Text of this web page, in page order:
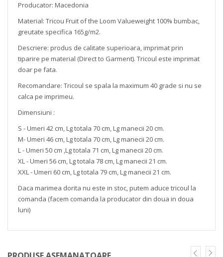
Producator: Macedonia
Material: Tricou Fruit of the Loom Valueweight 100% bumbac,
greutate specifica 165g/m2.
Descriere: produs de calitate superioara, imprimat prin
tiparire pe material (Direct to Garment). Tricoul este imprimat
doar pe fata.
Recomandare: Tricoul se spala la maximum 40 grade si nu se
calca pe imprimeu.
Dimensiuni :
S - Umeri 42 cm, Lg totala 70 cm, Lg manecii 20 cm.
M- Umeri 46 cm, Lg totala 70 cm, Lg manecii 20 cm.
L - Umeri 50 cm ,Lg totala 71 cm, Lg manecii 20 cm.
XL - Umeri 56 cm, Lg totala 78 cm, Lg manecii 21 cm.
XXL - Umeri 60 cm, Lg totala 79 cm, Lg manecii 21 cm.
Daca marimea dorita nu este in stoc, putem aduce tricoul la
comanda (facem comanda la producator din doua in doua
luni)